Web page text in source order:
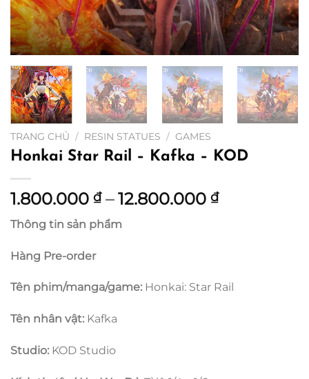
TRANG CHỦ / RESIN STATUES / GAMES
Honkai Star Rail – Kafka – KOD
1.800.000 ₫ – 12.800.000 ₫Khoảng
Thông tin sản phẩm
Hàng Pre-order
Tên phim/manga/game: Honkai: Star Rail
Tên nhân vật: Kafka
Studio: KOD Studio